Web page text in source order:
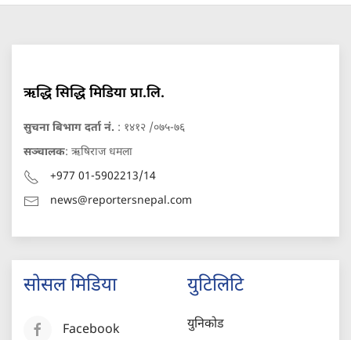
ऋद्धि सिद्धि मिडिया प्रा.लि.
सुचना बिभाग दर्ता नं. : १४१२ /०७५-७६
सञ्चालक: ऋषिराज धमला
+977 01-5902213/14
news@reportersnepal.com
सोसल मिडिया
Facebook
युटिलिटि
युनिकोड